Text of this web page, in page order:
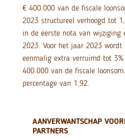
€ 400.000 van de fiscale
2023 structureel verhoogd tot
in de eerste nota van wijziging
2023. Voor het jaar 2023
eenmalig extra verruimd tot
400.000 van de fiscale
percentage van 1,92.
AANVERWANTSCHAP
PARTNERS